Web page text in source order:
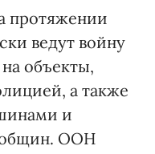
протяжении
ведут войну
объекты,
а также
и
общин. ООН